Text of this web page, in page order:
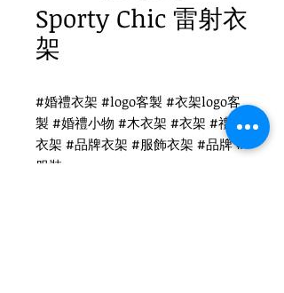
Sporty Chic 雷射衣
架
#婚禮衣架 #logo客製 #衣架logo客
製 #婚禮小物 #木衣架 #衣架 #禮品
衣架 #品牌衣架 #服飾衣架 #品牌 #
服裝